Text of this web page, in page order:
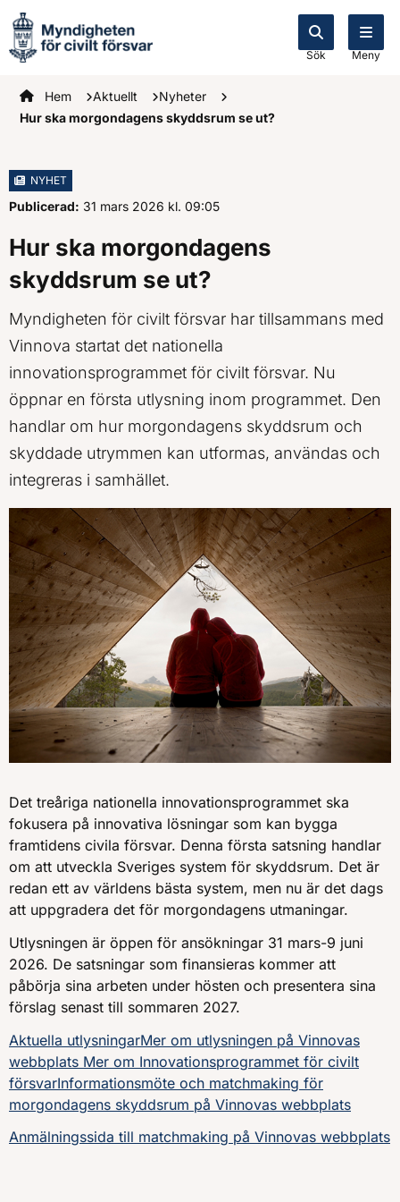
Sök Meny
Startsidan
Hem Aktuellt
Nyheter
Hur ska morgondagens skyddsrum se ut?
NYHET
Publicerad: 31 mars 2026 kl. , Klockan
09:05
Hur ska morgondagens
skyddsrum se ut?
Myndigheten för civilt försvar har tillsammans med
Vinnova startat det nationella
innovationsprogrammet för civilt försvar. Nu
öppnar en första utlysning inom programmet. Den
handlar om hur morgondagens skyddsrum och
skyddade utrymmen kan utformas, användas och
integreras i samhället.
Det treåriga nationella innovationsprogrammet ska
fokusera på innovativa lösningar som kan bygga
framtidens civila försvar. Denna första satsning handlar
om att utveckla Sveriges system för skyddsrum. Det är
redan ett av världens bästa system, men nu är det dags
att uppgradera det för morgondagens utmaningar.
Utlysningen är öppen för ansökningar 31 mars-9 juni
2026. De satsningar som finansieras kommer att
påbörja sina arbeten under hösten och presentera sina
förslag senast till sommaren 2027.
Aktuella utlysningarMer om utlysningen på Vinnovas
webbplats Mer om Innovationsprogrammet för civilt
försvarInformationsmöte och matchmaking för
morgondagens skyddsrum på Vinnovas webbplats
Anmälningssida till matchmaking på Vinnovas webbplats